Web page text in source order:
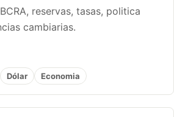
reservas, tasas, politica
cambiarias.
Dólar Economia